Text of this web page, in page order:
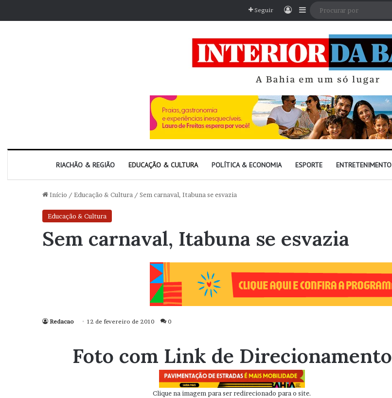
Seguir EntrarBarra Lateral
RIACHÃO & REGIÃO EDUCAÇÃO & CULTURA POLÍTICA & ECONOMIA ESPORTE ENTRETENIMENTO
Início / Educação & Cultura / Sem carnaval, Itabuna se esvazia
Educação & Cultura
Sem carnaval, Itabuna se esvazia
Redacao 12 de fevereiro de 2010 0
Foto com Link de Direcionamento
Clique na imagem para ser redirecionado para o site.